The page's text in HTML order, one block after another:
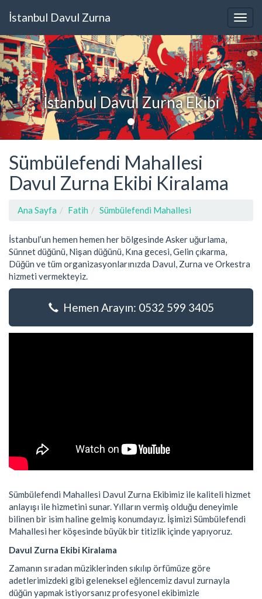
İstanbul Davul Zurna
İstanbul Davul Zurna Ekibi
Sümbülefendi Mahallesi
Davul Zurna Ekibi Kiralama
Ana Sayfa Fatih Sümbülefendi Mahallesi
İstanbul’un hemen hemen her bölgesinde Asker uğurlama,
Sünnet düğünü, Nişan düğünü, Kına gecesi, Gelin çıkarma,
Düğün ve tüm organizasyonlarınızda Davul, Zurna ve Orkestra
hizmeti vermekteyiz.
Hemen Arayın: 0532 599 3405
Sümbülefendi Mahallesi Davul Zurna Ekibimiz ile kaliteli hizmet
anlayışı ile hizmetini sunar. Yılların vermiş olduğu deneyimle
bilinen bir isim haline gelmiş konumdayız. İşimizi Sümbülefendi
Mahallesi her köşesinde büyük bir titizlik içinde yapıyoruz.
Davul Zurna Ekibi Kiralama
Zamanın sıradan müziklerinden sıkılıp örfümüze göre
adetlerimizdeki gibi geleneksel eğlencemiz davul zurnayla
düğün yapmak istiyorsanız profesyonel ekibimizle